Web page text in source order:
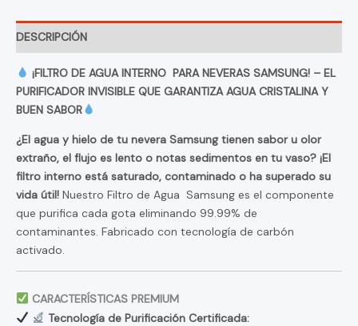
DESCRIPCIÓN
¡FILTRO DE AGUA INTERNO PARA NEVERAS SAMSUNG! – EL
PURIFICADOR INVISIBLE QUE GARANTIZA AGUA CRISTALINA Y
BUEN SABOR
¿El agua y hielo de tu nevera Samsung tienen sabor u olor
extraño, el flujo es lento o notas sedimentos en tu vaso? ¡El
filtro interno está saturado, contaminado o ha superado su
vida útil! Nuestro Filtro de Agua Samsung es el componente
que purifica cada gota eliminando 99.99% de
contaminantes. Fabricado con tecnología de carbón
activado.
CARACTERÍSTICAS PREMIUM
Tecnología de Purificación Certificada: